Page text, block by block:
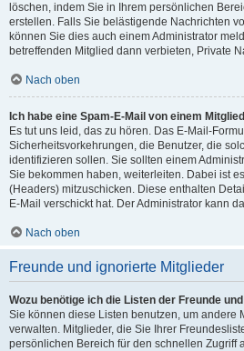
löschen, indem Sie in Ihrem persönlichen
erstellen. Falls Sie belästigende Nachrichten
können Sie dies auch einem Administrator
betreffenden Mitglied dann verbieten, Private
Nach oben
Ich habe eine Spam-E-Mail von einem
Es tut uns leid, das zu hören. Das E-Mail-
Sicherheitsvorkehrungen, die Benutzer, die
identifizieren sollen. Sie sollten einem
Sie bekommen haben, weiterleiten. Dabei ist
(Headers) mitzuschicken. Diese enthalten
E-Mail verschickt hat. Der Administrator kann
Nach oben
Freunde und ignorierte Mitglieder
Wozu benötige ich die Listen der Freunde
Sie können diese Listen benutzen, um andere
verwalten. Mitglieder, die Sie Ihrer
persönlichen Bereich für den schnellen Zugriff